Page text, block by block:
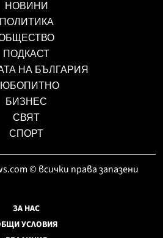
НОВИНИ
ПОЛИТИКА
ПОДКАСТ
НА БЪЛГАРИЯ
БИЗНЕС
СВЯТ
СПОРТ
© всички права запазени
ЗА НАС
УСЛОВИЯ